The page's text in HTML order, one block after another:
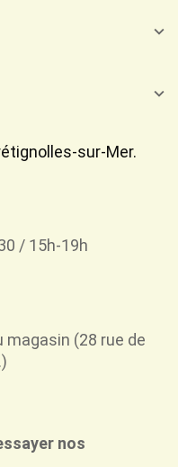
sur-Mer.
/ 15h-19h
magasin (28 rue de
nos